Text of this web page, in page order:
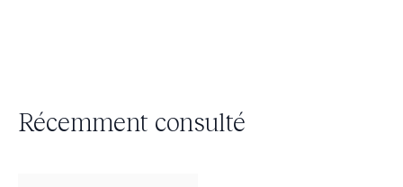
Récemment consulté